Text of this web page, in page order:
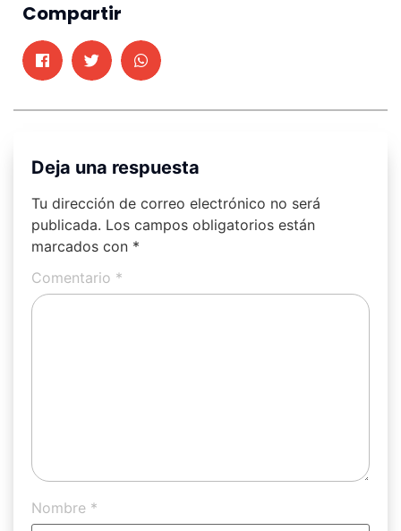
Compartir
Deja una respuesta
Tu dirección de correo electrónico no será
publicada. Los campos obligatorios están
marcados con *
Comentario *
Nombre *